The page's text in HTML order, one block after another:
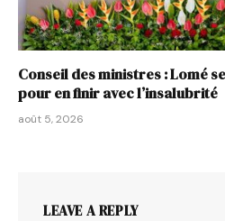
Conseil des ministres : Lomé
pour en finir avec l’insalubrité
août 5, 2026
LEAVE A REPLY